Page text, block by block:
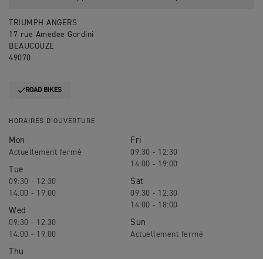
TRIUMPH ANGERS
17 rue Amedee Gordini
BEAUCOUZE
49070
ROAD BIKES
HORAIRES D’OUVERTURE
Mon
Tue
09:30 - 12:30
14:00 - 19:00
Wed
09:30 - 12:30
14:00 - 19:00
Thu
Fri
09:30 - 12:30
14:00 - 19:00
Sat
09:30 - 12:30
14:00 - 18:00
Sun